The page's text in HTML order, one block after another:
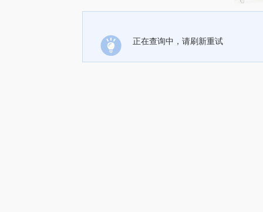
正在查询中，请刷新重试